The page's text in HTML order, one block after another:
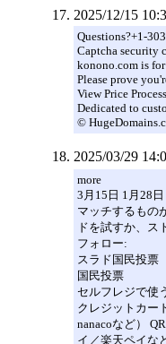
2025/12/15
Questions?+1-
Captcha security
konono.com is for
Please prove
View Price
Dedicated to
©
2025/03/29
more
3月15日 1月28
マッチするもの
ドを試すか、ス
フォロー:
スラド国民投票
国民投票
セルフレジで使
クレジットカー
nanacoなど）
イ／楽天ペイな